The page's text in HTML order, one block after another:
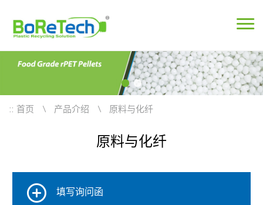
:: 首页 产品介绍 原料与化纤
原料与化纤
填写询问函